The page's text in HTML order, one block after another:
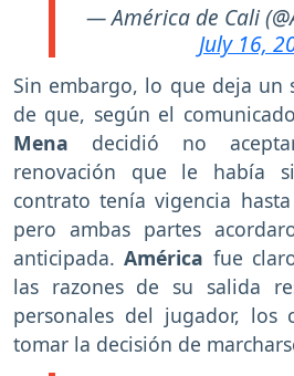
— América de Cali
July 16,
Sin embargo, lo que deja un
de que, según el
Mena decidió no
renovación que le había
contrato tenía vigencia
pero ambas partes
anticipada.América fue
las razones de su salida
personales del jugador, los
tomar la decisión de